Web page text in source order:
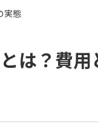
実態
は？費